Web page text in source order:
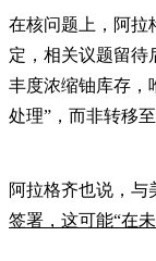
在核问题上，阿拉
定，相关议题留待
丰度浓缩铀库存，
处理”，而非转移至
阿拉格齐也说，与
签署，这可能“在